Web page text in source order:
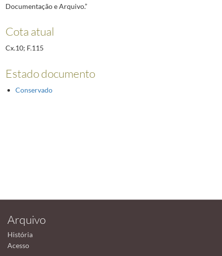
Documentação e Arquivo.”
Cota atual
Cx.10; F.115
Estado documento
Conservado
Arquivo
História
Acesso